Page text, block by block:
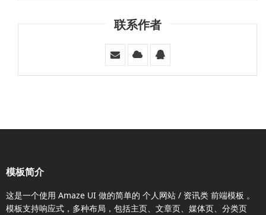
联系作者
模板简介
这是一个使用 Amaze UI 做的简单的 个人网站 / 资讯类 前端模板 。
模板支持响应式，多种布局，包括主页、文章页、媒体页、分类页